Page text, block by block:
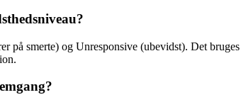
smerte) og Unresponsive (ubevidst). Det